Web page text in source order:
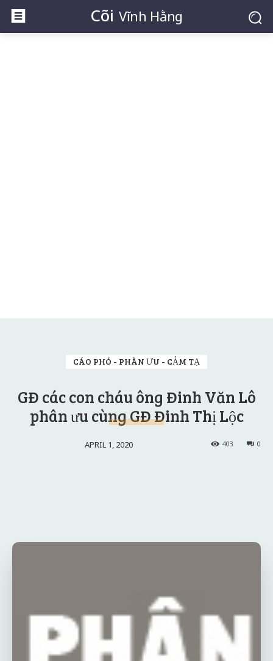
Cõi Vĩnh Hằng
CÁO PHÓ - PHÂN ƯU - CẢM TẠ
GĐ các con cháu ông Đinh Văn Lô
phân ưu cùng GĐ Đinh Thị Lộc
APRIL 1, 2020 0
403